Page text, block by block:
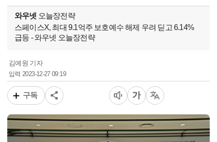
와우넷 오늘장전략
스페이스X, 최대 9.1억주 보호예수 해제 우려 딛고 6.14%
급등 - 와우넷 오늘장전략
김예원 기자
입력2023-12-27 09:19
구독